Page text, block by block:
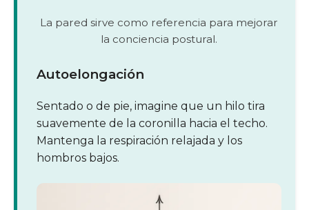
La pared sirve como referencia para mejorar
la conciencia postural.
Autoelongación
Sentado o de pie, imagine que un hilo tira
suavemente de la coronilla hacia el techo.
Mantenga la respiración relajada y los
hombros bajos.